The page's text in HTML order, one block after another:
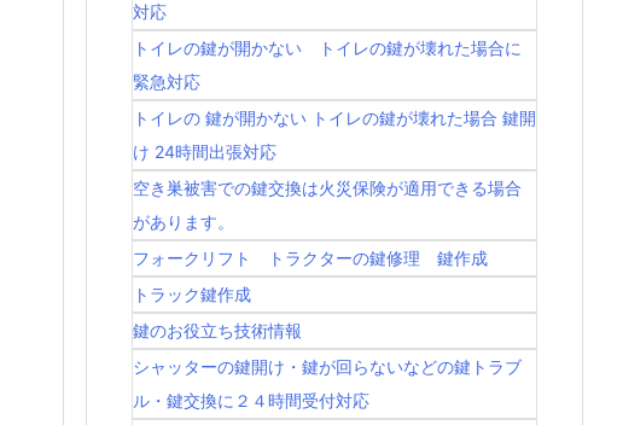
対応
トイレの鍵が開かない トイレの鍵が壊れた場合に
緊急対応
トイレの 鍵が開かない トイレの鍵が壊れた場合 鍵開
け 24時間出張対応
空き巣被害での鍵交換は火災保険が適用できる場合
があります。
フォークリフト トラクターの鍵修理 鍵作成
トラック鍵作成
鍵のお役立ち技術情報
シャッターの鍵開け・鍵が回らないなどの鍵トラブ
ル・鍵交換に２４時間受付対応